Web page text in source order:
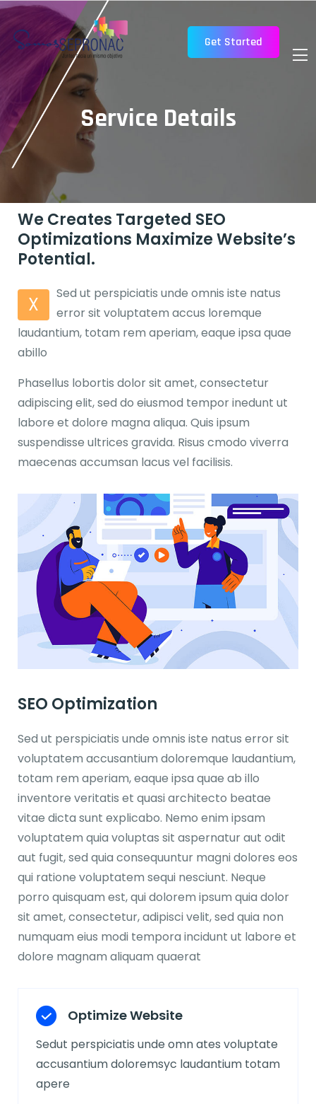
Get Started
Service Details
We Creates Targeted SEO
Optimizations Maximize Website’s
Potential.
X
Sed ut perspiciatis unde omnis iste natus
error sit voluptatem accus loremque
laudantium, totam rem aperiam, eaque ipsa quae
abillo
Phasellus lobortis dolor sit amet, consectetur
adipiscing elit, sed do eiusmod tempor inedunt ut
labore et dolore magna aliqua. Quis ipsum
suspendisse ultrices gravida. Risus cmodo viverra
maecenas accumsan lacus vel facilisis.
SEO Optimization
Sed ut perspiciatis unde omnis iste natus error sit
voluptatem accusantium doloremque laudantium,
totam rem aperiam, eaque ipsa quae ab illo
inventore veritatis et quasi architecto beatae
vitae dicta sunt explicabo. Nemo enim ipsam
voluptatem quia voluptas sit aspernatur aut odit
aut fugit, sed quia consequuntur magni dolores eos
qui ratione voluptatem sequi nesciunt. Neque
porro quisquam est, qui dolorem ipsum quia dolor
sit amet, consectetur, adipisci velit, sed quia non
numquam eius modi tempora incidunt ut labore et
dolore magnam aliquam quaerat
Optimize Website
Sedut perspiciatis unde omn ates voluptate
accusantium doloremsyc laudantium totam
apere